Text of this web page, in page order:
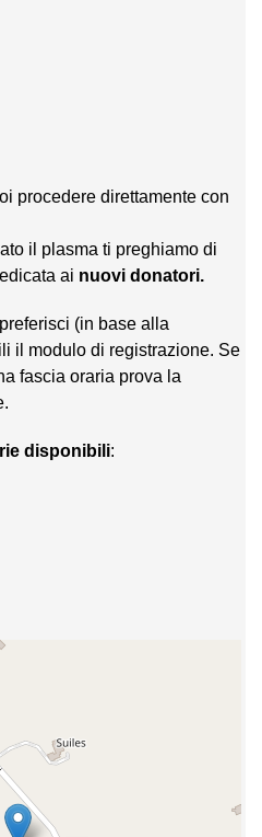
procedere direttamente con
il plasma ti preghiamo di
ai nuovi donatori.
(in base alla
il modulo di registrazione. Se
fascia oraria prova la
disponibili: